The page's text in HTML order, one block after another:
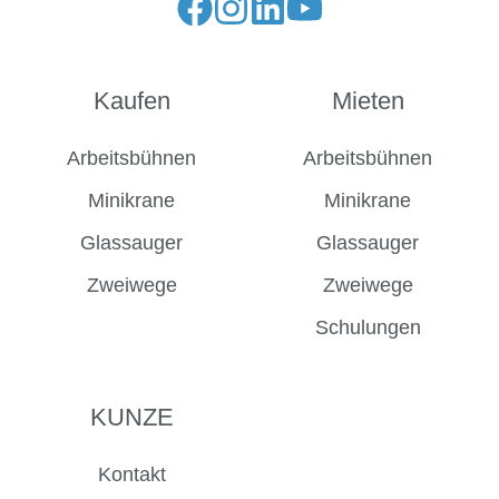
FolgeFolgeFolgeFolge
Kaufen
Arbeitsbühnen
Minikrane
Glassauger
Zweiwege
Mieten
Arbeitsbühnen
Minikrane
Glassauger
Zweiwege
Schulungen
KUNZE
Kontakt